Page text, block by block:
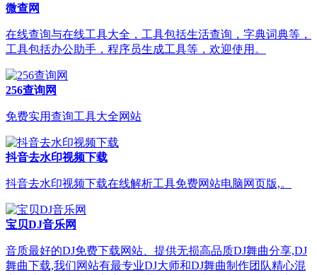
微查网
在线查询与在线工具大全，工具包括生活查询，字典词典等，
工具包括办公助手，程序员生成工具等，欢迎使用。
256查询网
免费实用查询工具大全网站
抖音去水印视频下载
抖音去水印视频下载在线解析工具免费网站电脑网页版,。
宝贝DJ音乐网
音质最好的DJ免费下载网站、提供无损高品质DJ舞曲分享,DJ
舞曲下载,我们网站有最专业DJ大师和DJ舞曲制作团队精心混